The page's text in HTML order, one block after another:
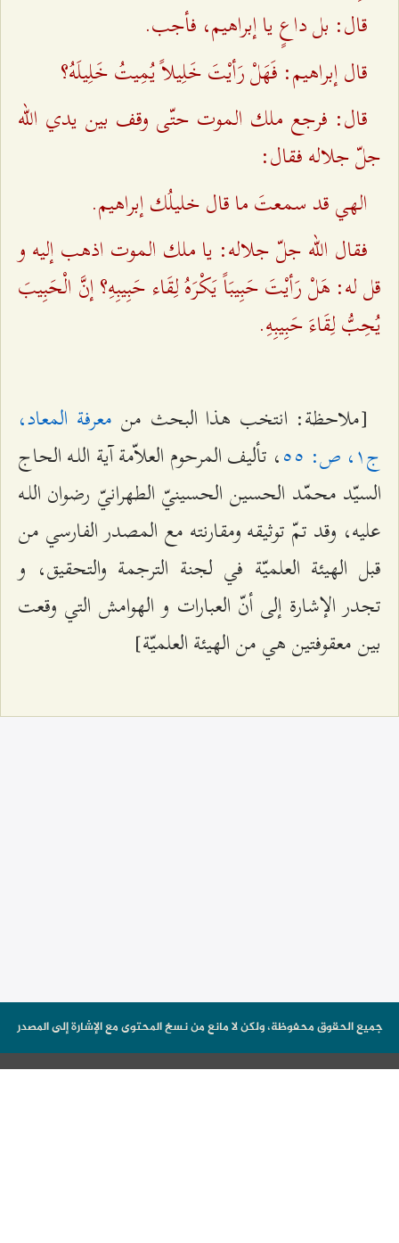
قال: بل داعٍ يا إبراهيم، فأجب.
قال إبراهيم: فَهَلْ رَأيْتَ خَلِيلاً يُمِيتُ خَلِيلَهُ؟
قال: فرجع ملك الموت حتّى وقف بين يدي الله
جلّ جلاله فقال:
الهي قد سمعتَ ما قال خليلُك إبراهيم.
فقال الله جلّ جلاله: يا ملك الموت اذهب إليه و
قل له: هَلْ رَأيْتَ حَبِيبَاً يَكْرَهُ لِقَاء حَبِيبِهِ؟ إنَّ الْحَبِيبَ
يُحِبُّ لِقَاءَ حَبِيبِهِ.
[ملاحظة: انتخب هذا البحث من معرفة المعاد،
ج‌۱، ص: ٥٥
، تأليف المرحوم العلاّمة آية اللـه الحاج
السيّد محمّد الحسين الحسينيّ الطهرانيّ رضوان اللـه
عليه، وقد تمّ توثيقه ومقارنته مع المصدر الفارسي من
قبل الهيئة العلميّة في لجنة الترجمة والتحقيق، و
تجدر الإشارة إلى أنّ العبارات و الهوامش التي وقعت
بين معقوفتين هي من الهيئة العلميّة]
جميع الحقوق محفوظة، ولكن لا مانع من نسخ المحتوى مع الإشارة إلى المصدر